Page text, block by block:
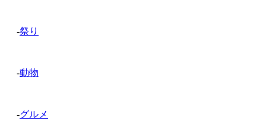
-祭り
-動物
-グルメ